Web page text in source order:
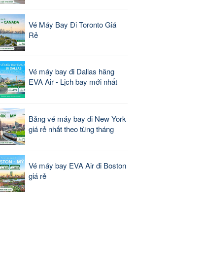
Vé Máy Bay Đi Toronto Giá
Rẻ
Vé máy bay đi Dallas hãng
EVA Air - Lịch bay mới nhất
Bảng vé máy bay đi New York
giá rẻ nhất theo từng tháng
Vé máy bay EVA Air đi Boston
giá rẻ